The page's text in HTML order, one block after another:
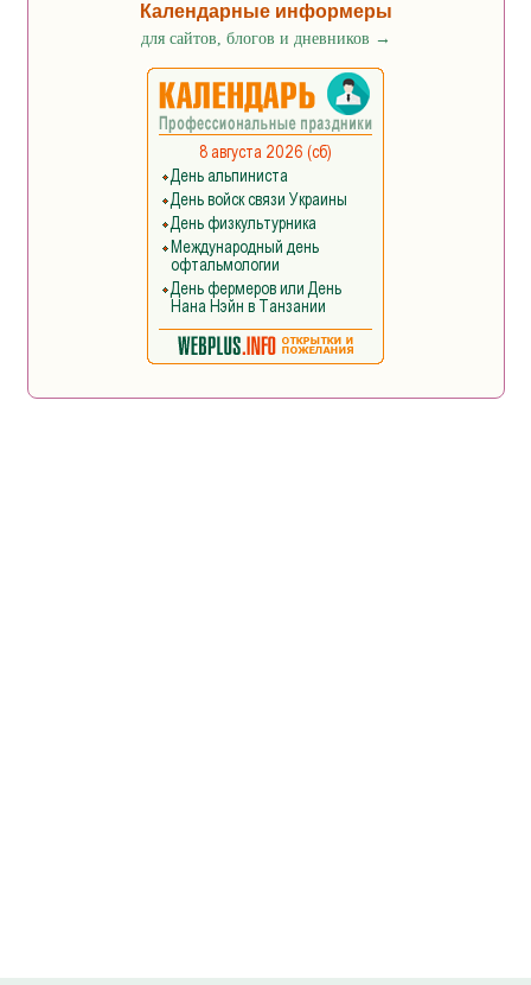
Календарные информеры
для сайтов, блогов и дневников →